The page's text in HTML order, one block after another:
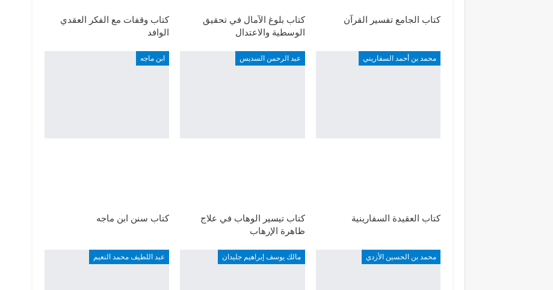
كتاب الجامع تفسير القرآن
كتاب بلوغ الآمال في تحقيق
الوسطية والاعتدال
كتاب وقفات مع الفكر العقدي
الوافد
محمد بن أحمد السفاريني
كتاب العقيدة السفارينية
عبد الرحمن السديس
كتاب تيسير الوهاب في علاج
ظاهرة الإرهاب
ابن ماجه
كتاب سنن ابن ماجه
محمد بن الحسين الأزدي مالك يوسف إبراهيم جليدان عبد اللطيف محمد النعيم